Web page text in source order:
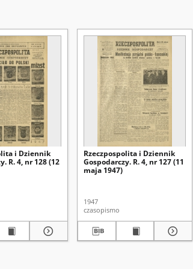
i Dziennik
R. 4, nr 128 (12
Rzeczpospolita i Dziennik
Gospodarczy. R. 4, nr 127 (11
maja 1947)
1947
czasopismo